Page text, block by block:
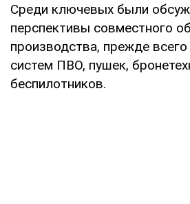
Среди ключевых были
перспективы совместного
производства, прежде
систем ПВО, пушек,
беспилотников.